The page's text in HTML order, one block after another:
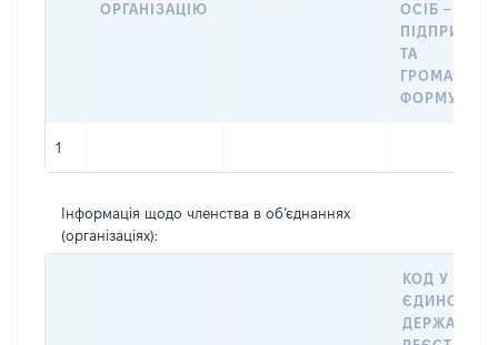
ОРГАНІЗАЦІЮ
ОСІБ –
ТА
1
Інформація щодо членства в об’єднаннях
(організаціях):
КОД У
ЄДИНОМУ